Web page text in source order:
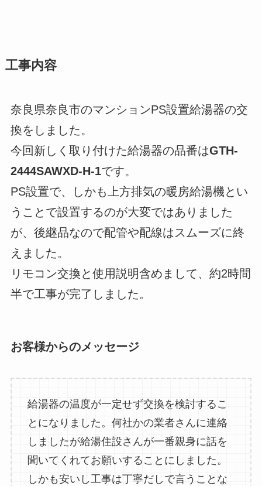
工事内容
奈良県奈良市のマンションPS設置給湯器の交
換をしました。
今回新しく取り付けた給湯器の品番はGTH-
2444SAWXD-H-1です。
PS設置で、しかも上方排気の暖房給湯機とい
うことで設置するのが大変ではありました
が、後継品なので配管や配線はスムーズに終
えました。
リモコン交換と使用説明含めまして、約2時間
半で工事が完了しました。
お客様からのメッセージ
給湯器の温度が一定せず交換を検討するこ
とになりました。何社かの業者さんに連絡
しましたが給湯住設さんが一番親身に話を
聞いてくれてお願いすることにしました。
しかも安いし工事は丁寧だしで言うことな